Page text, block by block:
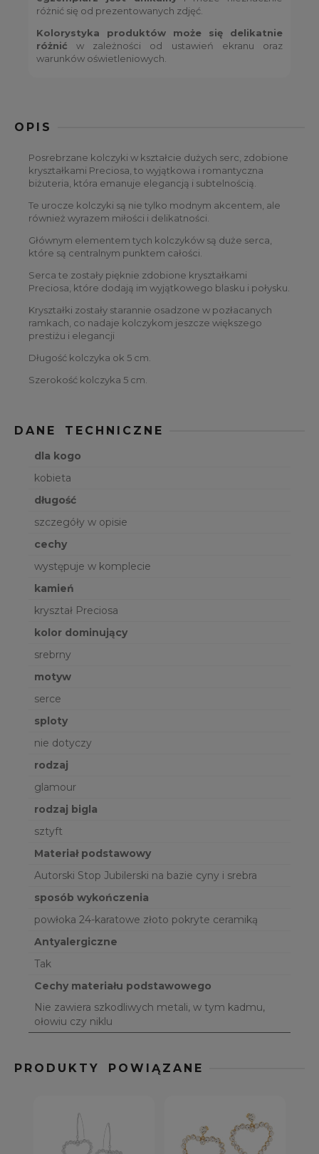
różnić się od prezentowanych zdjęć.
Kolorystyka produktów może się delikatnie
różnić w zależności od ustawień ekranu oraz
warunków oświetleniowych.
OPIS
Posrebrzane kolczyki w kształcie dużych serc, zdobione
kryształkami Preciosa, to wyjątkowa i romantyczna
biżuteria, która emanuje elegancją i subtelnością.
Te urocze kolczyki są nie tylko modnym akcentem, ale
również wyrazem miłości i delikatności.
Głównym elementem tych kolczyków są duże serca,
które są centralnym punktem całości.
Serca te zostały pięknie zdobione kryształkami
Preciosa, które dodają im wyjątkowego blasku i połysku.
Kryształki zostały starannie osadzone w pozłacanych
ramkach, co nadaje kolczykom jeszcze większego
prestiżu i elegancji
Długość kolczyka ok 5 cm.
Szerokość kolczyka 5 cm.
DANE TECHNICZNE
dla kogo
kobieta
długość
szczegóły w opisie
cechy
występuje w komplecie
kamień
kryształ Preciosa
kolor dominujący
srebrny
motyw
serce
sploty
nie dotyczy
rodzaj
glamour
rodzaj bigla
sztyft
Materiał podstawowy
Autorski Stop Jubilerski na bazie cyny i srebra
sposób wykończenia
powłoka 24-karatowe złoto pokryte ceramiką
Antyalergiczne
Tak
Cechy materiału podstawowego
Nie zawiera szkodliwych metali, w tym kadmu,
ołowiu czy niklu
PRODUKTY POWIĄZANE